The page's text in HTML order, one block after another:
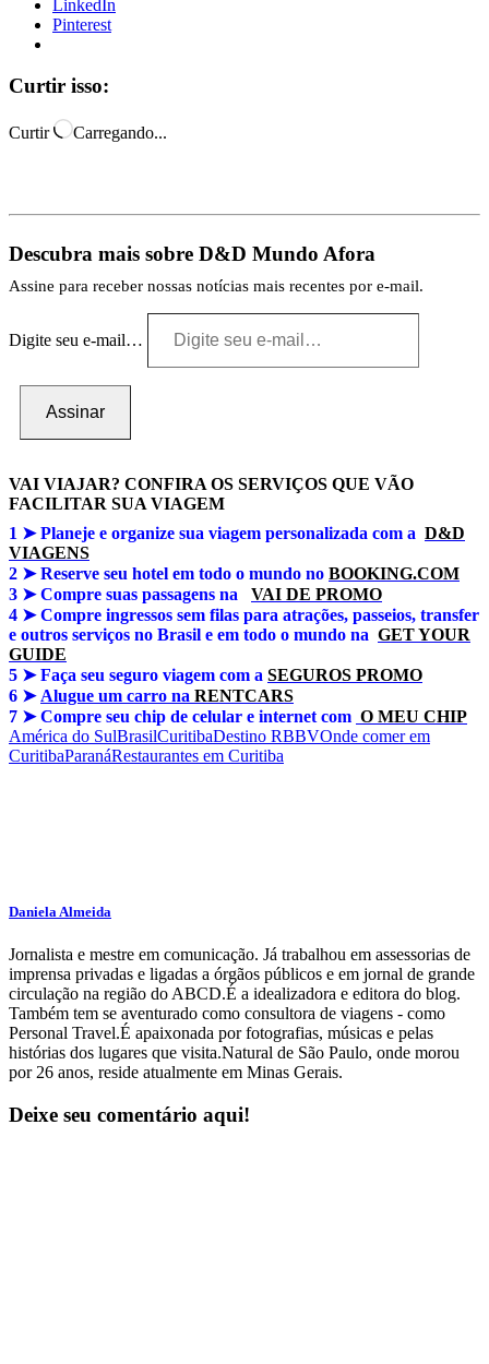
LinkedIn
Pinterest
Curtir isso:
Curtir Carregando...
Descubra mais sobre D&D Mundo Afora
Assine para receber nossas notícias mais recentes por e-mail.
Digite seu e-mail…
Assinar
VAI VIAJAR? CONFIRA OS SERVIÇOS QUE VÃO
FACILITAR SUA VIAGEM
1 ➤Planeje e organize sua viagem personalizada com a D&D
VIAGENS
2 ➤ Reserve seu hotel em todo o mundo no BOOKING.COM
3 ➤Compre suas passagens na
VAI DE PROMO
4 ➤Compre ingressos sem filas para atrações, passeios, transfer
e outros serviços no Brasil e em todo o mundo na GET YOUR
GUIDE
5 ➤Faça seu seguro viagem com a SEGUROS PROMO
6 ➤ Alugue um carro na RENTCARS
7 ➤Compre seu chip de celular e internet com O MEU CHIP
América do SulBrasilCuritibaDestino RBBVOnde comer em
CuritibaParanáRestaurantes em Curitiba
Daniela Almeida
Jornalista e mestre em comunicação. Já trabalhou em assessorias de
imprensa privadas e ligadas a órgãos públicos e em jornal de grande
circulação na região do ABCD.É a idealizadora e editora do blog.
Também tem se aventurado como consultora de viagens - como
Personal Travel.É apaixonada por fotografias, músicas e pelas
histórias dos lugares que visita.Natural de São Paulo, onde morou
por 26 anos, reside atualmente em Minas Gerais.
Deixe seu comentário aqui!